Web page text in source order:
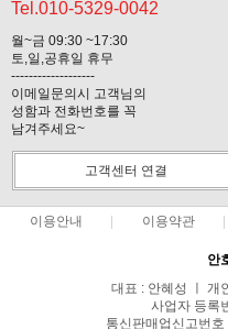
Tel.010-5329-0042
월~금 09:30 ~17:30
토,일,공휴일 휴무
-------------------
이메일문의시 고객님의
성함과 전화번호를 꼭
남겨주세요~
고객센터 연결
이용안내 이용약관
안
대표 : 안혜성 ㅣ 개
사업자 등록
통신판매업신고번